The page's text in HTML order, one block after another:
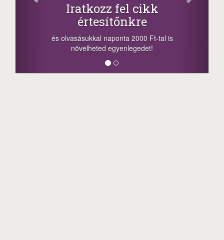
fel cikk
naponta 2000 Ft-tal is
növelheted egyenlegedet!
megosztási